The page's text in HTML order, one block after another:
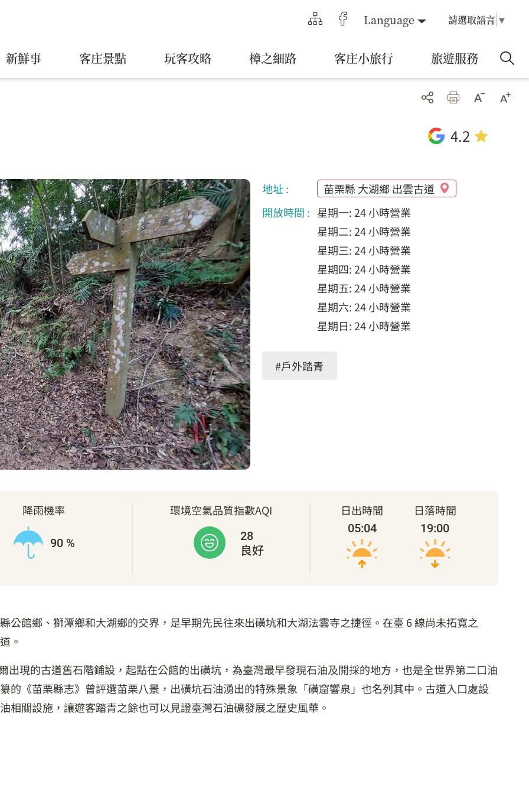
Language 請選取語言 ▼
新鮮事 客庄景點 玩客攻略 樟之細路 客庄小旅行 旅遊服務
4.2
地址 :
苗栗縣 大湖鄉 出雲古道
開放時間 : 星期一: 24 小時營業
星期二: 24 小時營業
星期三: 24 小時營業
星期四: 24 小時營業
星期五: 24 小時營業
星期六: 24 小時營業
星期日: 24 小時營業
#戶外踏青
降雨機率
90 %
環境空氣品質指數AQI
28
良好
日出時間
05:04
日落時間
19:00
公館鄉、獅潭鄉和大湖鄉的交界，是早期先民往來出磺坑和大湖法雲寺之捷徑。在臺 6 線尚未拓寬之
。
出現的古道舊石階鋪設，起點在公館的出磺坑，為臺灣最早發現石油及開採的地方，也是全世界第二口油
的《苗栗縣志》曾評選苗栗八景，出磺坑石油湧出的特殊景象「磺窟響泉」也名列其中。古道入口處設
相關設施，讓遊客踏青之餘也可以見證臺灣石油礦發展之歷史風華。